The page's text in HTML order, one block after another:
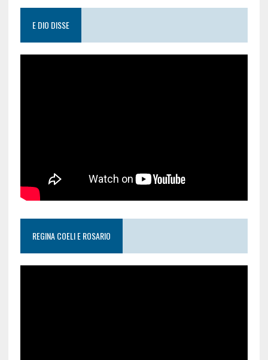
E DIO DISSE
REGINA COELI E ROSARIO